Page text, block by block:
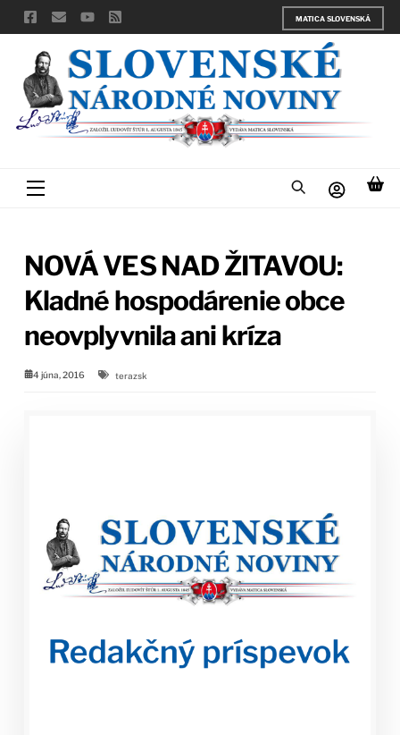
Skip
to
content
MATICA SLOVENSKÁ
Menu
NOVÁ VES NAD ŽITAVOU:
Kladné hospodárenie obce
neovplyvnila ani kríza
4 júna, 2016 terazsk